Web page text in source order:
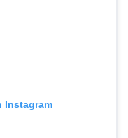
Instagram